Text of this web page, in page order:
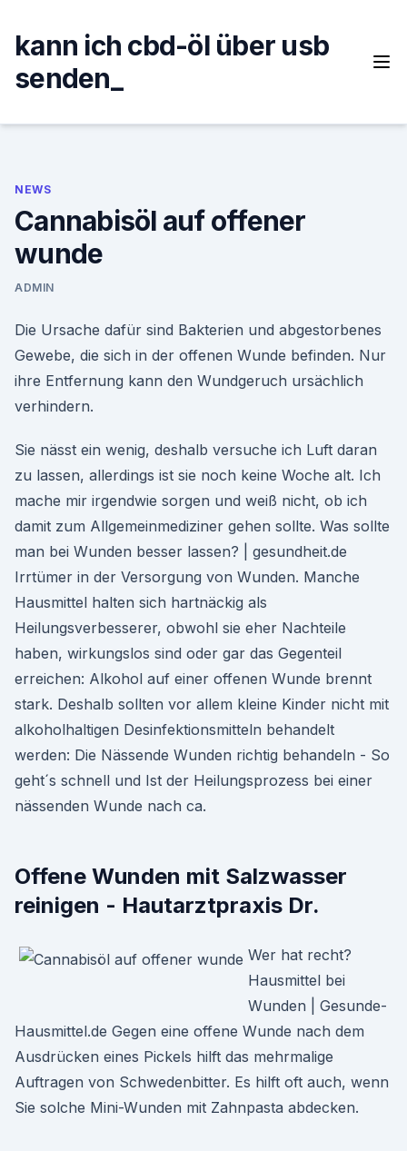
content
kann ich cbd-öl über usb
senden_
NEWS
Cannabisöl auf offener
wunde
ADMIN
Die Ursache dafür sind Bakterien und abgestorbenes
Gewebe, die sich in der offenen Wunde befinden. Nur
ihre Entfernung kann den Wundgeruch ursächlich
verhindern.
Sie nässt ein wenig, deshalb versuche ich Luft daran
zu lassen, allerdings ist sie noch keine Woche alt. Ich
mache mir irgendwie sorgen und weiß nicht, ob ich
damit zum Allgemeinmediziner gehen sollte. Was sollte
man bei Wunden besser lassen? | gesundheit.de
Irrtümer in der Versorgung von Wunden. Manche
Hausmittel halten sich hartnäckig als
Heilungsverbesserer, obwohl sie eher Nachteile
haben, wirkungslos sind oder gar das Gegenteil
erreichen: Alkohol auf einer offenen Wunde brennt
stark. Deshalb sollten vor allem kleine Kinder nicht mit
alkoholhaltigen Desinfektionsmitteln behandelt
werden: Die Nässende Wunden richtig behandeln - So
geht´s schnell und Ist der Heilungsprozess bei einer
nässenden Wunde nach ca.
Offene Wunden mit Salzwasser
reinigen - Hautarztpraxis Dr.
Wer hat recht?
Hausmittel bei
Wunden | Gesunde-
Hausmittel.de Gegen eine offene Wunde nach dem
Ausdrücken eines Pickels hilft das mehrmalige
Auftragen von Schwedenbitter. Es hilft oft auch, wenn
Sie solche Mini-Wunden mit Zahnpasta abdecken.